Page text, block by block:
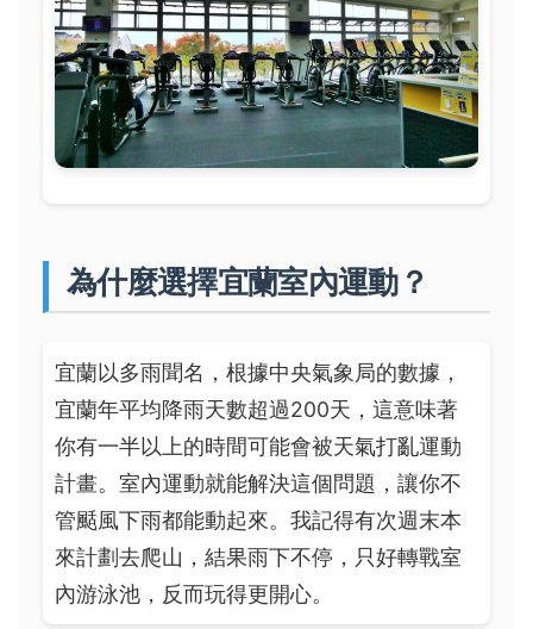
為什麼選擇宜蘭室內運動？
宜蘭以多雨聞名，根據中央氣象局的數據，
宜蘭年平均降雨天數超過200天，這意味著
你有一半以上的時間可能會被天氣打亂運動
計畫。室內運動就能解決這個問題，讓你不
管颳風下雨都能動起來。我記得有次週末本
來計劃去爬山，結果雨下不停，只好轉戰室
內游泳池，反而玩得更開心。